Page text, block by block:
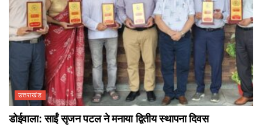
उत्तराखंड
डोईवाला: साईं सृजन पटल ने मनाया द्वितीय स्थापना दिवस